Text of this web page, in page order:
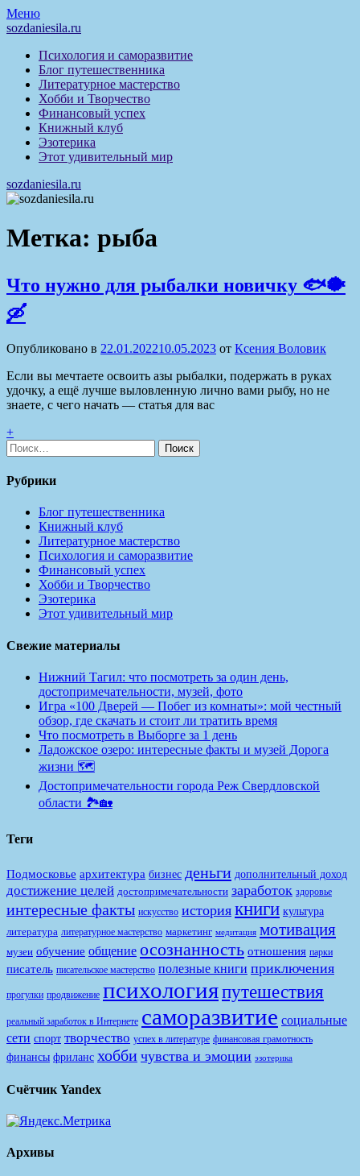
Перейти
к
Меню
sozdaniesila.ru
Психология и саморазвитие
Блог путешественника
Литературное мастерство
Хобби и Творчество
Финансовый успех
Книжный клуб
Эзотерика
Этот удивительный мир
sozdaniesila.ru
Метка: рыба
Что нужно для рыбалки новичку 🐟🐡
🛶
Опубликовано в 22.01.202210.05.2023 от Ксения Воловик
Если вы мечтаете освоить азы рыбалки, подержать в руках
удочку, а ещё лучше выловленную лично вами рыбу, но не
знаете, с чего начать — статья для вас
+
Найти:
Рубрики
Блог путешественника
Книжный клуб
Литературное мастерство
Психология и саморазвитие
Финансовый успех
Хобби и Творчество
Эзотерика
Этот удивительный мир
Свежие материалы
Нижний Тагил: что посмотреть за один день,
достопримечательности, музей, фото
Игра «100 Дверей — Побег из комнаты»: мой честный
обзор, где скачать и стоит ли тратить время
Что посмотреть в Выборге за 1 день
Ладожское озеро: интересные факты и музей Дорога
жизни 🗺️
Достопримечательности города Реж Свердловской
области 🏞️🏡
Теги
Подмосковье архитектура бизнес деньги дополнительный доход
достижение целей достопримечательности заработок здоровье
интересные факты искусство история книги культура
литература литературное мастерство маркетинг медитация мотивация
музеи обучение общение осознанность отношения парки
писатель писательское мастерство полезные книги приключения
прогулки продвижение психологияпутешествия
реальный заработок в Интернете саморазвитие социальные
сети спорт творчество успех в литературе финансовая грамотность
финансы фриланс хобби чувства и эмоции эзотерика
Счётчик Yandex
Архивы